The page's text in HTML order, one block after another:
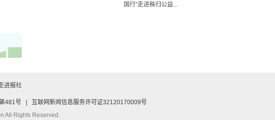
国行”走进秭归公益...
进报社
481号
互联网新闻信息服务许可证32120170009号
All Rights Reserved.